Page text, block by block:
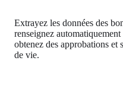
Extrayez les données des
renseignez automatiquement
obtenez des approbations
de vie.